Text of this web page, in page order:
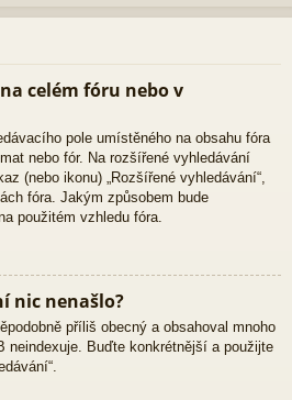
celém fóru nebo v
pole umístěného na obsahu fóra
nebo fór. Na rozšířené vyhledávání
(nebo ikonu) „Rozšířené vyhledávání“,
fóra. Jakým způsobem bude
použitém vzhledu fóra.
nic nenašlo?
příliš obecný a obsahoval mnoho
neindexuje. Buďte konkrétnější a použijte